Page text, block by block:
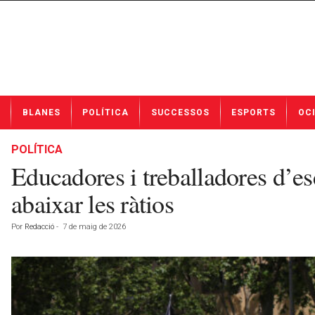
t
BLANES POLÍTICA SUCCESSOS ESPORTS OCI
POLÍTICA
Educadores i treballadores
abaixar les ràtios
Por Redacció - 7 de maig de 2026